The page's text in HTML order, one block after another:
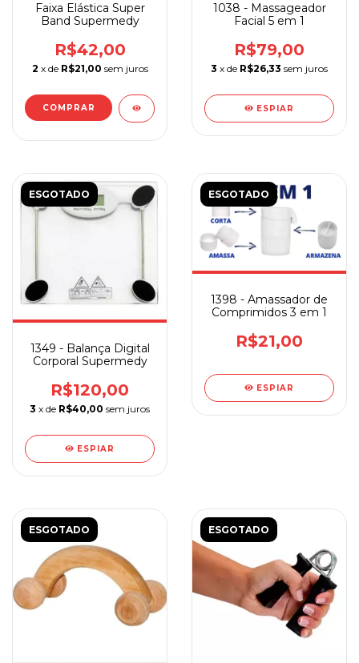
Faixa Elástica Super
Band Supermedy
R$42,00
2 x de R$21,00 sem juros
COMPRAR
1038 - Massageador
Facial 5 em 1
R$79,00
3 x de R$26,33 sem juros
ESPIAR
ESGOTADO
1349 - Balança Digital
Corporal Supermedy
R$120,00
3 x de R$40,00 sem juros
ESPIAR
ESGOTADO
1398 - Amassador de
Comprimidos 3 em 1
R$21,00
ESPIAR
ESGOTADO ESGOTADO